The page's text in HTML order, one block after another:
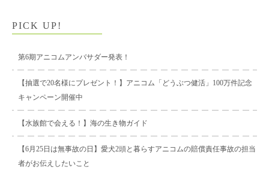
PICK UP!
第6期アニコムアンバサダー発表！
【抽選で20名様にプレゼント！】アニコム「どうぶつ健活」100万件記念
キャンペーン開催中
【水族館で会える！】海の生き物ガイド
【6月25日は無事故の日】愛犬2頭と暮らすアニコムの賠償責任事故の担当
者がお伝えしたいこと